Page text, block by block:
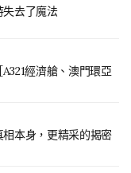
失去了魔法
經濟艙、澳門環亞
本身，更精采的揭密